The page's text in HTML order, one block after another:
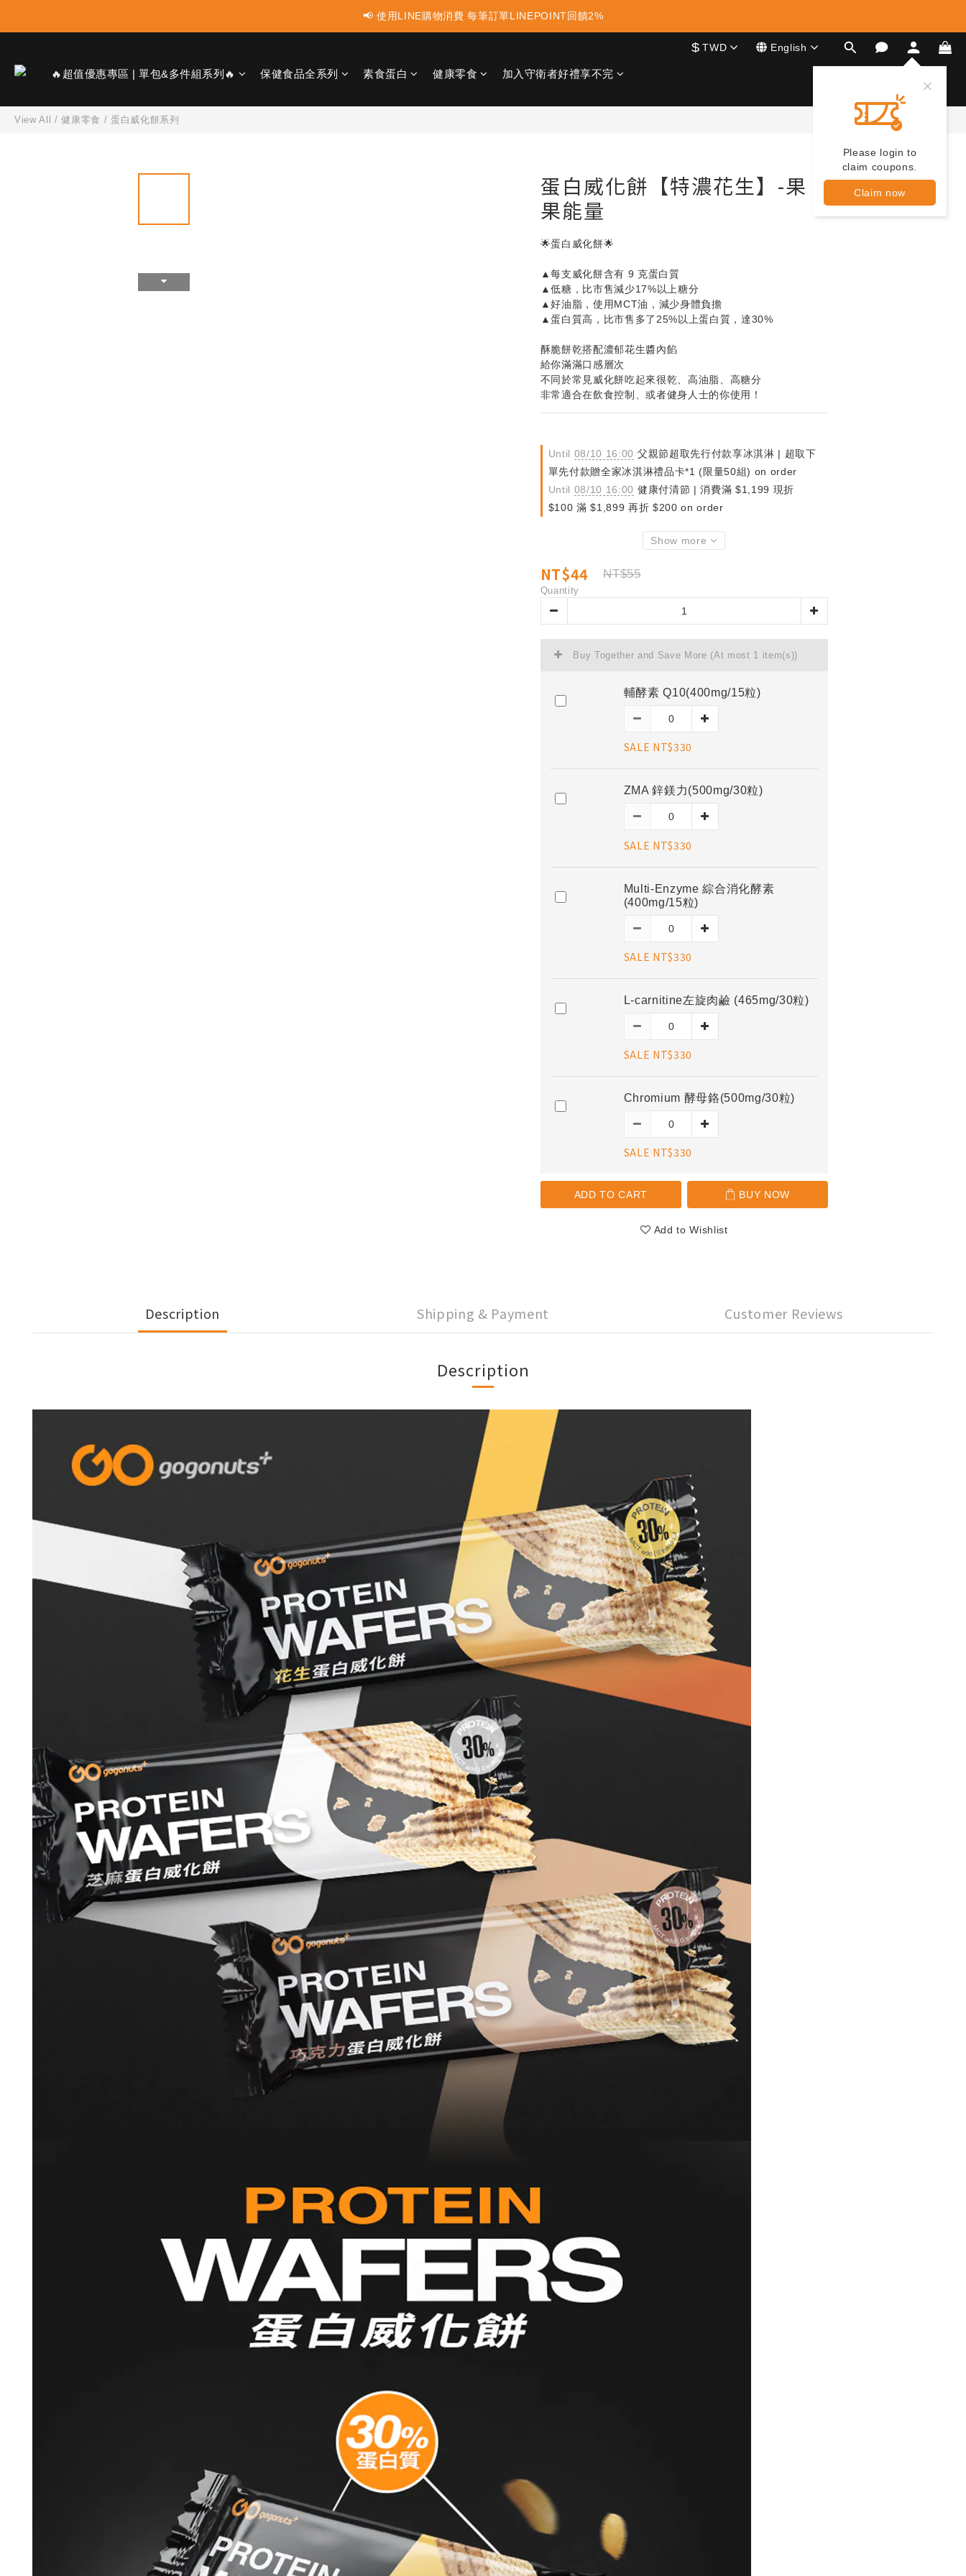
📢 蛋白點心新上市 ! 點這裡享優惠👈
📢 使用LINE購物消費 每筆訂單LINEPOINT回饋2%
$ TWD English
Please login to
claim coupons.
Claim now
🔥超值優惠專區 | 單包&多件組系列🔥 保健食品全系列 素食蛋白 健康零食 加入守衛者好禮享不完
View All /健康零食 /蛋白威化餅系列
蛋白威化餅【特濃花生】-果
果能量
🌟蛋白威化餅🌟
▲每支威化餅含有 9 克蛋白質
▲低糖，比市售減少17%以上糖分
▲好油脂，使用MCT油，減少身體負擔
▲蛋白質高，比市售多了25%以上蛋白質，達30%
酥脆餅乾搭配濃郁花生醬內餡
給你滿滿口感層次
不同於常見威化餅吃起來很乾、高油脂、高糖分
非常適合在飲食控制、或者健身人士的你使用！
Until 08/10 16:00 父親節超取先行付款享冰淇淋 | 超取下
單先付款贈全家冰淇淋禮品卡*1 (限量50組) on order
Until 08/10 16:00 健康付清節 | 消費滿 $1,199 現折
$100 滿 $1,899 再折 $200 on order
Show more
NT$44 NT$55
Quantity
Buy Together and Save More (At most 1 item(s))
輔酵素 Q10(400mg/15粒)
SALE NT$330
ZMA 鋅鎂力(500mg/30粒)
SALE NT$330
Multi-Enzyme 綜合消化酵素
(400mg/15粒)
SALE NT$330
L-carnitine左旋肉鹼 (465mg/30粒)
SALE NT$330
Chromium 酵母鉻(500mg/30粒)
SALE NT$330
ADD TO CART BUY NOW
Add to Wishlist
Description Shipping & Payment Customer Reviews
Description
BUY NOW